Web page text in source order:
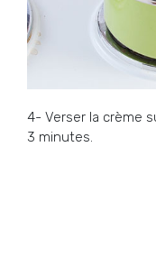
4- Verser la crème
3 minutes.